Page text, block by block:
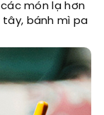
món lạ hơn
tây, bánh mì pa